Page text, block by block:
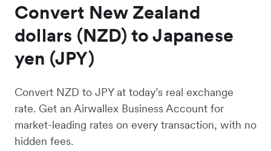
Convert New Zealand
dollars (NZD) to Japanese
yen (JPY)
Convert NZD to JPY at today’s real exchange
rate. Get an Airwallex Business Account for
market-leading rates on every transaction, with no
hidden fees.